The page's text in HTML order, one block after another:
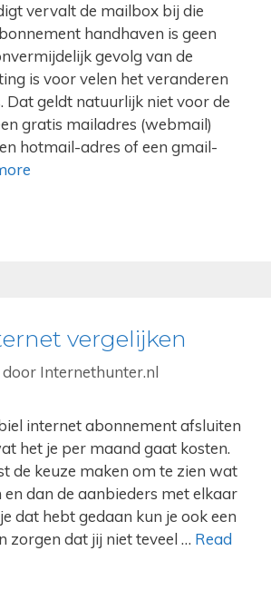
vervalt de mailbox bij die
handhaven is geen
gevolg van de
is voor velen het veranderen
Dat geldt natuurlijk niet voor de
gratis mailadres (webmail)
hotmail-adres of een gmail-
vergelijken
door Internethunter.nl
internet abonnement afsluiten
het je per maand gaat kosten.
de keuze maken om te zien wat
en dan de aanbieders met elkaar
dat hebt gedaan kun je ook een
zorgen dat jij niet teveel … Read